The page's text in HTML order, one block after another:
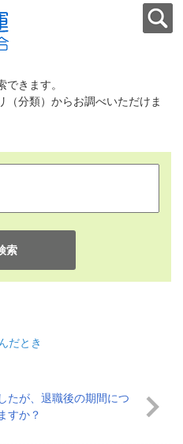
きます。
（分類）からお調べいただけま
索
だとき
たが、退職後の期間につ
すか？